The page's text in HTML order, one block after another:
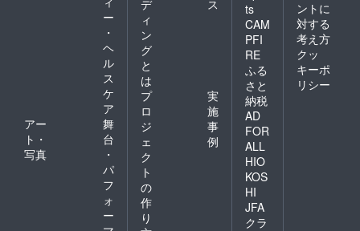
ー
・
ヘ
ル
ス
ケ
ア
アー
ト・
写真
舞
台
・
パ
フ
ォ
ー
デ
ィ
ン
グ
と
は
ス
プ
ロ
ジ
ェ
ク
ト
の
作
り
実
施
事
例
ts
CAM
PFI
RE
ふる
さと
納税
AD
FOR
ALL
HIO
KOS
HI
JFA
クラ
ントに
対する
考え方
クッ
キーポ
リシー